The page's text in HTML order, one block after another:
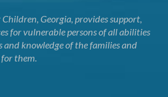
Georgia, provides support,
for vulnerable persons of all abilities
knowledge of the families and
them.